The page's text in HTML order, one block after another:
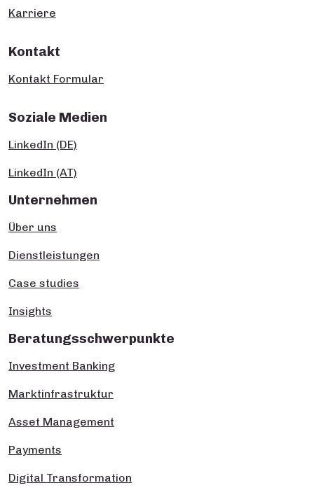
Karriere
Kontakt
Kontakt Formular
Soziale Medien
LinkedIn (DE)
LinkedIn (AT)
Unternehmen
Über uns
Dienstleistungen
Case studies
Insights
Beratungsschwerpunkte
Investment Banking
Marktinfrastruktur
Asset Management
Payments
Digital Transformation